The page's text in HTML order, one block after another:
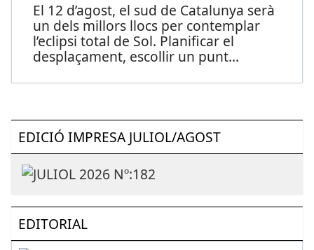
El 12 d’agost, el sud de Catalunya serà
un dels millors llocs per contemplar
l’eclipsi total de Sol. Planificar el
desplaçament, escollir un punt...
EDICIÓ IMPRESA JULIOL/AGOST
EDITORIAL